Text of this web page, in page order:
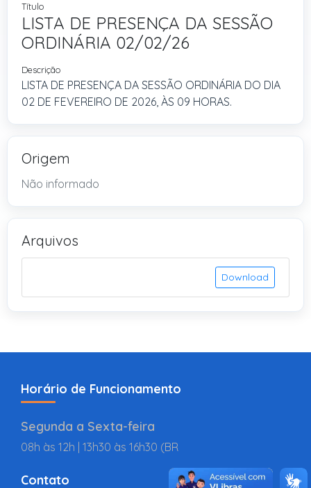
Título
LISTA DE PRESENÇA DA SESSÃO
ORDINÁRIA 02/02/26
Descrição
LISTA DE PRESENÇA DA SESSÃO ORDINÁRIA DO DIA
02 DE FEVEREIRO DE 2026, ÀS 09 HORAS.
Origem
Não informado
Arquivos
Download
Horário de Funcionamento
Segunda a Sexta-feira
08h às 12h | 13h30 às 16h30 (BR
Contato